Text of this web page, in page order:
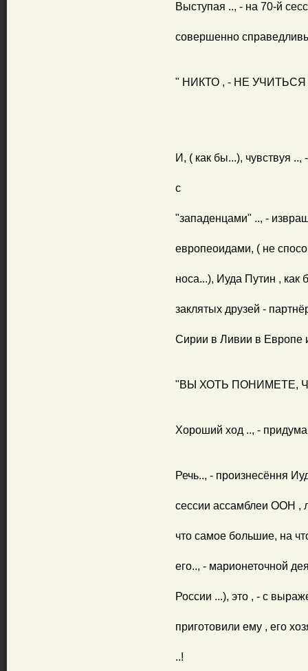
Выступая .., - на 70-й
совершенно
" НИКТО , - НЕ
И, ( как бы...), чувствуя
с
"западенцами" .., -
европеоидами, ( не
носа...), Иуда Путин , как
заклятых друзей -
Сирии в Ливии в Европе
"ВЫ ХОТЬ ПОНИМЕТЕ,
Хороший ход .., -
Речь.., - произнесёння
сессии ассамблеи ООН ,
что самое большие, на
его.., - марионеточной
России ...), это , - с
приготовили ему , его
..!